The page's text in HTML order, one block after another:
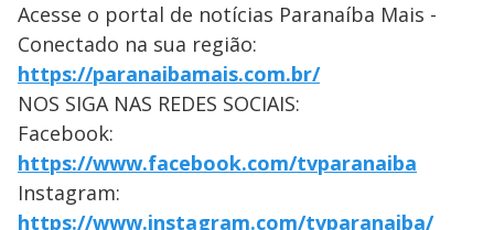
Acesse o portal de notícias Paranaíba Mais -
Conectado na sua região:
https://paranaibamais.com.br/
NOS SIGA NAS REDES SOCIAIS:
Facebook:
https://www.facebook.com/tvparanaiba
Instagram:
https://www.instagram.com/tvparanaiba/